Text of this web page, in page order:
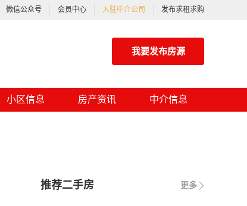
微信公众号 会员中心 入驻中介公司 发布求租求购
我要发布房源
小区信息 房产资讯 中介信息
更多
推荐二手房